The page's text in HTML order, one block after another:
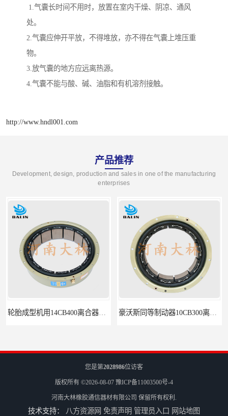
1.气囊长时间不用时，放置在室内干燥、阴凉、通风
处。
2.气囊应伸开平放，不得堆放，亦不得在气囊上堆压重
物。
3.放气囊的地方应远离热源。
4.气囊不能与酸、碱、油脂和有机溶剂接触。
http://www.hndl001.com
产品推荐
Development, design, production and sales in one of the manufacturing
enterprises
您是第2028986位访客
版权所有 ©2026-08-07 豫ICP备11003500号-4
河南大林橡胶通信器材有限公司 保留所有权利.
技术支持： 八方资源网 免责声明 管理员入口 网站地图